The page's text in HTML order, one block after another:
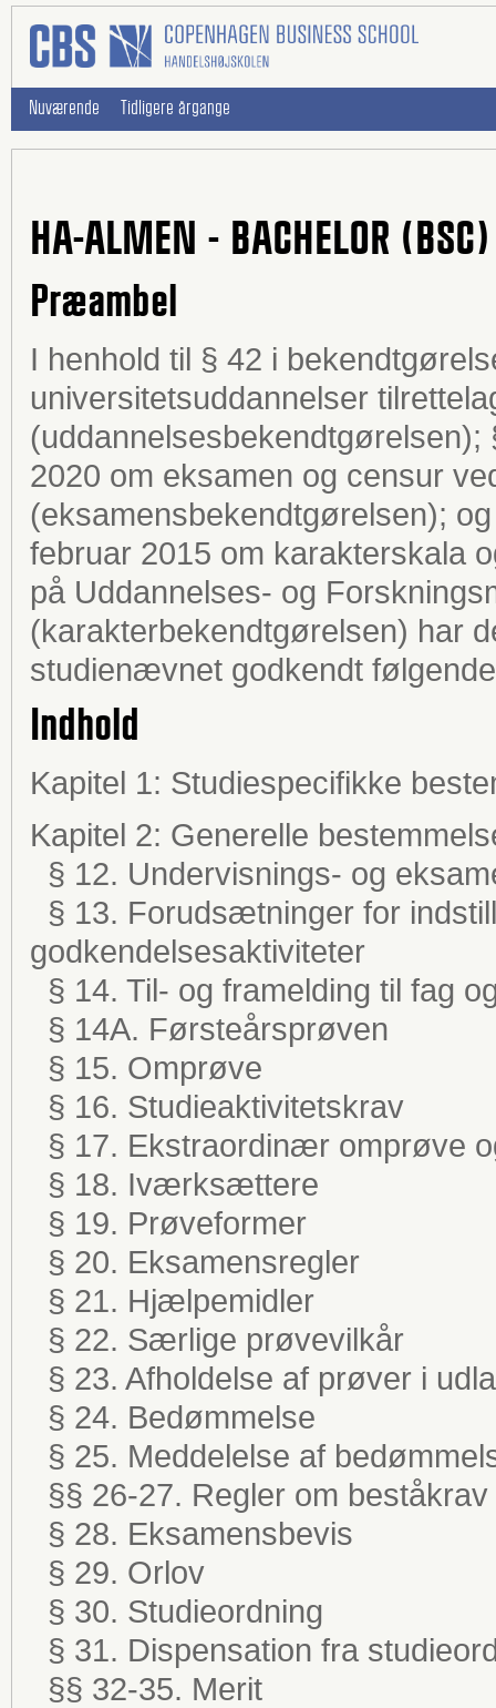
Nuværende Tidligere årgange
HA-ALMEN - BACHELOR
Præambel
I henhold til § 42 i
universitetsuddannelser
2020 om eksamen og censur
(eksamensbekendtgørelsen);
februar 2015 om karakterskala
på Uddannelses- og
(karakterbekendtgørelsen) har
studienævnet godkendt
Indhold
Kapitel 1: Studiespecifikke
Kapitel 2: Generelle
§ 12. Undervisnings- og
§ 13. Forudsætninger for
godkendelsesaktiviteter
§ 14. Til- og framelding til fag
§ 14A. Førsteårsprøven
§ 15. Omprøve
§ 16. Studieaktivitetskrav
§ 17. Ekstraordinær omprøve
§ 18. Iværksættere
§ 19. Prøveformer
§ 20. Eksamensregler
§ 21. Hjælpemidler
§ 22. Særlige prøvevilkår
§ 23. Afholdelse af prøver i
§ 24. Bedømmelse
§ 25. Meddelelse af
§§ 26-27. Regler om
§ 28. Eksamensbevis
§ 29. Orlov
§ 30. Studieordning
§ 31. Dispensation fra
§§ 32-35. Merit